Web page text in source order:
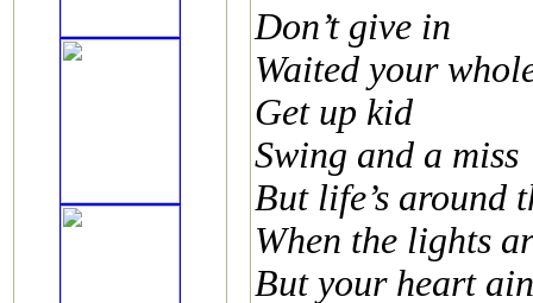
Don’t give in
Waited your
Get up kid
Swing and a miss
But life’s around
When the lights
But your heart